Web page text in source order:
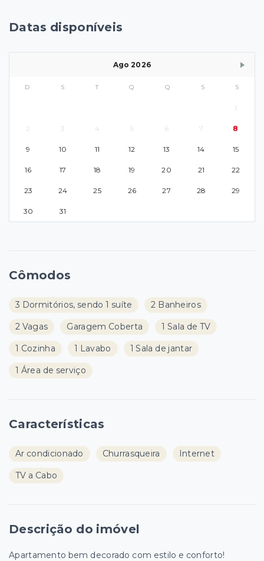
Datas disponíveis
Ago 2026
D S T Q Q S S
1
2 3 4 5 6 7 8
9 10 11 12 13 14 15
16 17 18 19 20 21 22
23 24 25 26 27 28 29
30 31
Cômodos
3 Dormitórios, sendo 1 suíte 2 Banheiros
2 Vagas Garagem Coberta 1 Sala de TV
1 Cozinha 1 Lavabo 1 Sala de jantar
1 Área de serviço
Características
Ar condicionado Churrasqueira Internet
TV a Cabo
Descrição do imóvel
Apartamento bem decorado com estilo e conforto!